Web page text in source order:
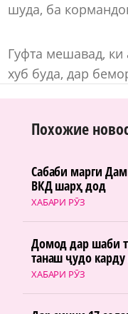
шуда, ба
Гуфта мешавад,
хуб буда, дар
Похожие
ХАБАРИ РӮЗ
Сабаби марги
ВКД шарҳ дод
ХАБАРИ РӮЗ
Домод дар шаби
танаш ҷудо карду